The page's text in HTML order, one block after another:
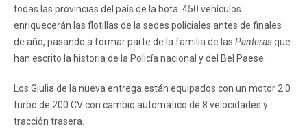
todas las provincias del país de la bota. 450 vehículos
enriquecerán las flotillas de la sedes policiales antes de finales
de año, pasando a formar parte de la familia de las Panterasque
han escrito la historia de la Policía nacional y del Bel Paese.
Los Giulia de la nueva entrega están equipados con un motor 2.0
turbo de 200 CV con cambio automático de 8 velocidades y
tracción trasera.